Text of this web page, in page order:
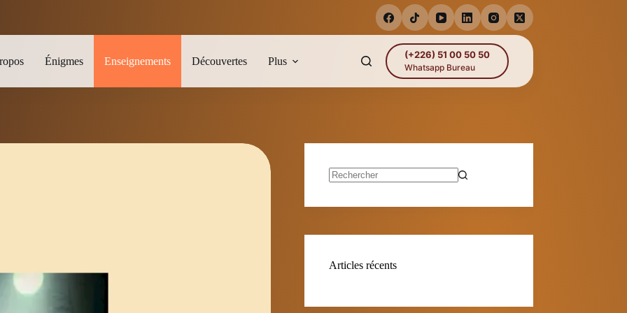
Énigmes Enseignements Découvertes Plus
(+226) 51 00 50 50
Whatsapp Bureau
Articles récents